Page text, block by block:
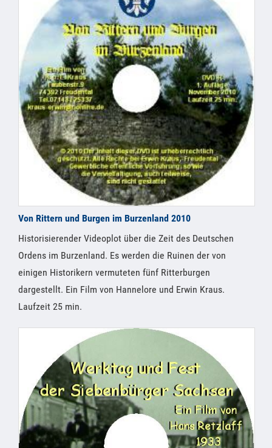
Von Rittern und Burgen im Burzenland 2010
Historisierender Videoplot über die Zeit des Deutschen
Ordens im Burzenland. Es werden die Ruinen der von
einigen Historikern vermuteten fünf Ritterburgen
dargestellt. Ein Film von Hannelore und Erwin Kraus.
Laufzeit 25 min.